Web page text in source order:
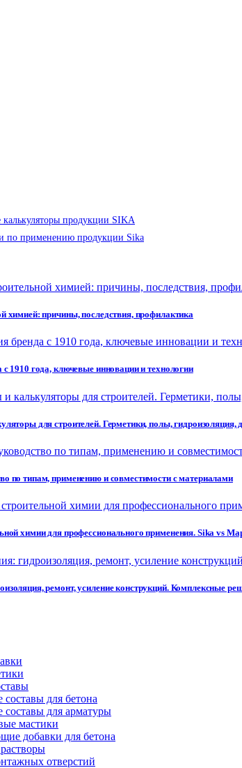
продукции SIKA
по применению продукции Sika
химией: причины, последствия, профилактика
1910 года, ключевые инновации и технологии
для строителей. Герметики, полы, гидроизоляция,
по типам, применению и совместимости с материалами
химии для профессионального применения. Sika vs
ремонт, усиление конструкций. Комплексные
для бетона
составы для арматуры
мастики
добавки для бетона
отверстий